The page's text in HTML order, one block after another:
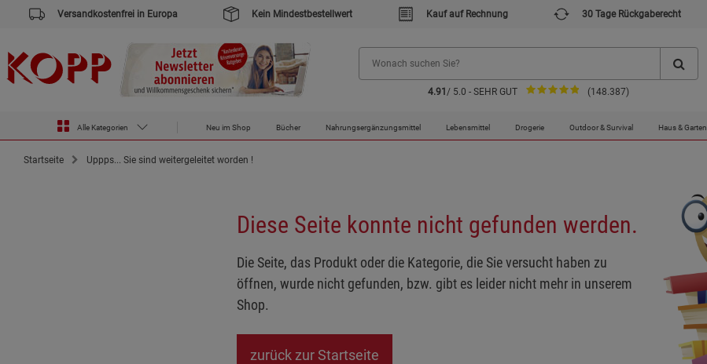
Versandkostenfrei in Europa Kein Mindestbestellwert Kauf auf Rechnung 30 Tage Rückgaberecht
4.91 / 5.0 - SEHR GUT (148.387)
Alle Kategorien Neu im Shop Bücher Nahrungsergänzungsmittel Lebensmittel Drogerie Outdoor & Survival Haus & Garten
Startseite Uppps... Sie sind weitergeleitet worden !
Diese Seite konnte nicht gefunden werden.
Die Seite, das Produkt oder die Kategorie, die Sie versucht haben zu
öffnen, wurde nicht gefunden, bzw. gibt es leider nicht mehr in unserem
Shop.
zurück zur Startseite